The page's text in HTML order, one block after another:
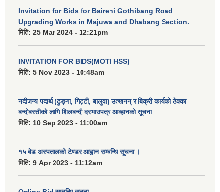
Invitation for Bids for Baireni Gothibang Road
Upgrading Works in Majuwa and Dhabang Section.
मिति: 25 Mar 2024 - 12:21pm
INVITATION FOR BIDS(MOTI HSS)
मिति: 5 Nov 2023 - 10:48am
नदीजन्य पदार्थ (ढुङ्गा, गिट्टी, बालुवा) उत्खनन् र बिक्री कार्यको ठेक्का
बन्दोबस्तीको लागि शिलबन्दी दरभाउपत्र आव्हानको सूचना
मिति: 10 Sep 2023 - 11:00am
१५ बेड अस्पतालको टेण्डर आह्वान सम्बन्धि सूचना ।
मिति: 9 Apr 2023 - 11:12am